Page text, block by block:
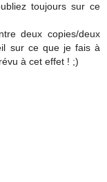
toujours sur ce
deux copies/deux
sur ce que je fais à
à cet effet ! ;)